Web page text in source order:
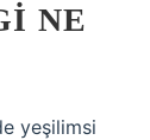
NE
yeşilimsi